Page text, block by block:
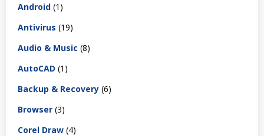
Android (1)
Antivirus (19)
Audio & Music (8)
AutoCAD (1)
Backup & Recovery (6)
Browser (3)
Corel Draw (4)